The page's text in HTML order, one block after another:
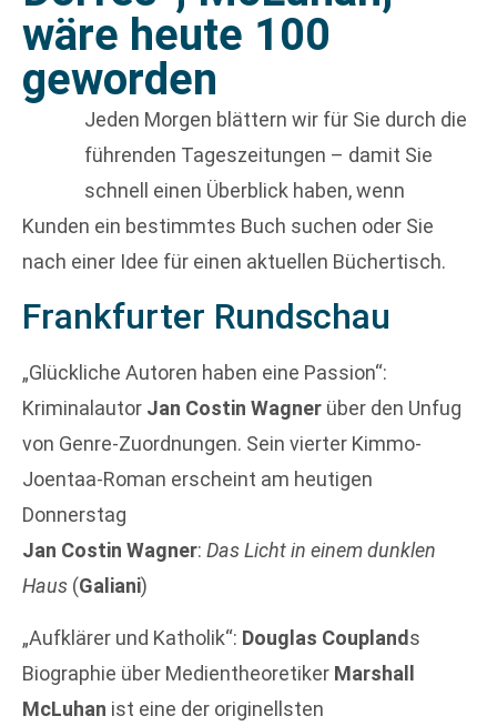
wäre heute 100
geworden
Jeden Morgen blättern wir für Sie durch die
führenden Tageszeitungen – damit Sie
schnell einen Überblick haben, wenn
Kunden ein bestimmtes Buch suchen oder Sie
nach einer Idee für einen aktuellen Büchertisch.
Frankfurter Rundschau
„Glückliche Autoren haben eine Passion“:
Kriminalautor Jan Costin Wagner über den Unfug
von Genre-Zuordnungen. Sein vierter Kimmo-
Joentaa-Roman erscheint am heutigen
Donnerstag
Jan Costin Wagner: Das Licht in einem dunklen
Haus (Galiani)
„Aufklärer und Katholik“: Douglas Couplands
Biographie über Medientheoretiker Marshall
McLuhan ist eine der originellsten